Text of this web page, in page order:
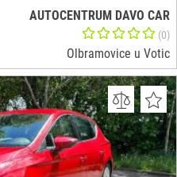
AUTOCENTRUM DAVO CAR
(0)
Olbramovice u Votic